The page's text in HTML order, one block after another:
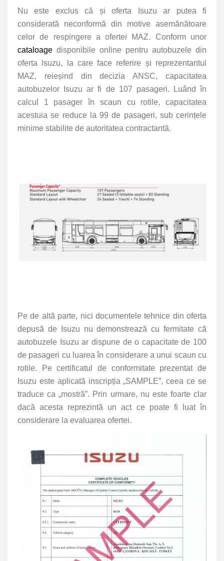
Nu este exclus că și oferta Isuzu ar putea fi
considerată neconformă din motive asemănătoare
celor de respingere a ofertei MAZ. Conform unor
cataloage disponibile online pentru autobuzele din
oferta Isuzu, la care face referire și reprezentantul
MAZ, reieșind din decizia ANSC, capacitatea
autobuzelor Isuzu ar fi de 107 pasageri. Luând în
calcul 1 pasager în scaun cu rotile, capacitatea
acestuia se reduce la 99 de pasageri, sub cerințele
minime stabilite de autoritatea contractantă.
Pe de altă parte, nici documentele tehnice din oferta
depusă de Isuzu nu demonstrează cu fermitate că
autobuzele Isuzu ar dispune de o capacitate de 100
de pasageri cu luarea în considerare a unui scaun cu
rotile. Pe certificatul de conformitate prezentat de
Isuzu este aplicată inscripția „SAMPLE”, ceea ce se
traduce ca „mostră”. Prin urmare, nu este foarte clar
dacă acesta reprezintă un act ce poate fi luat în
considerare la evaluarea ofertei.